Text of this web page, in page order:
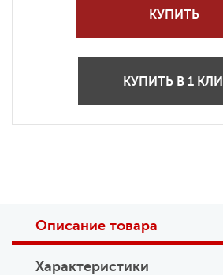
КУПИТЬ
КУПИТЬ В 1
Описание товара
Характеристики